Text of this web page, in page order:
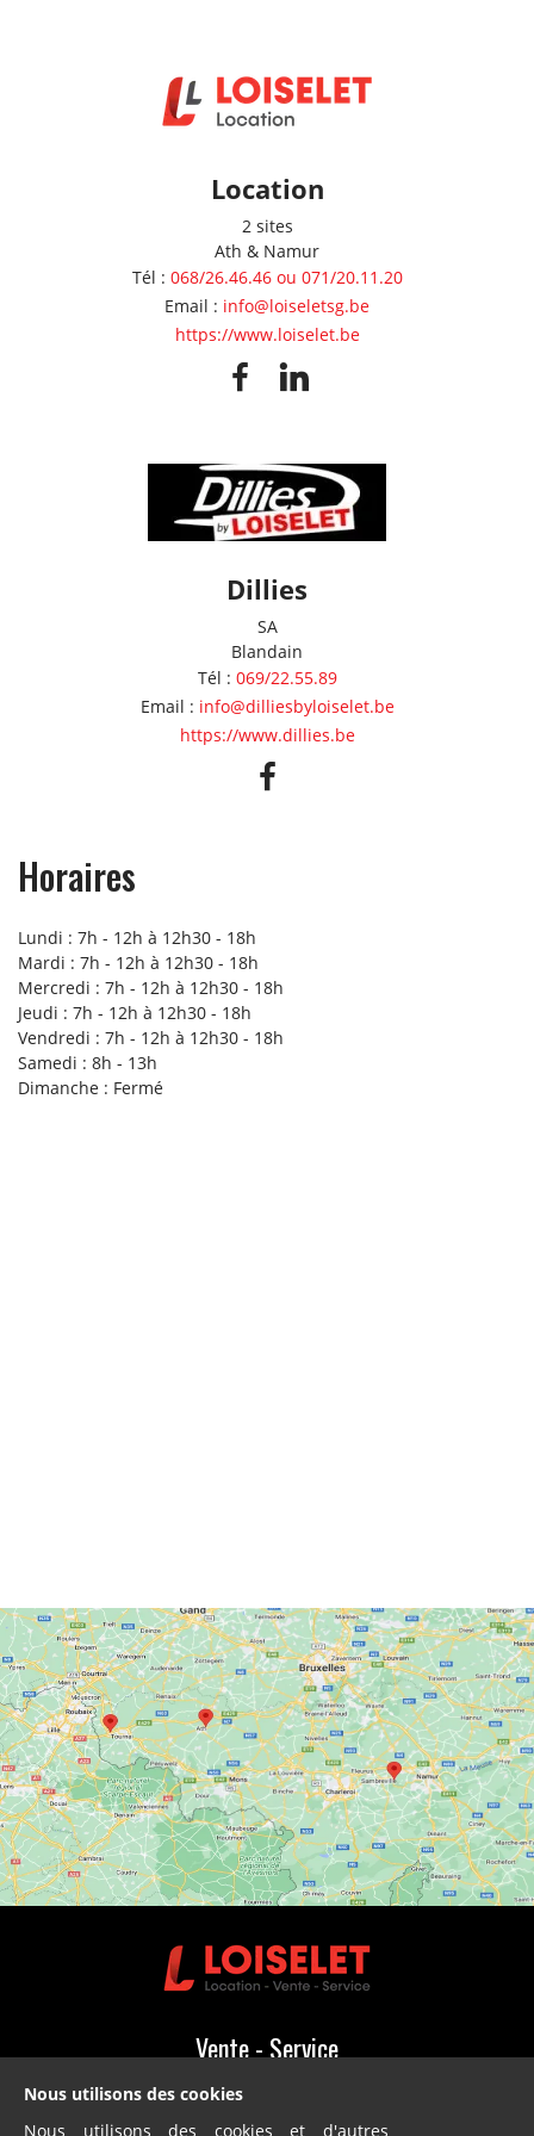
Location
2 sites
Ath & Namur
Tél : 068/26.46.46 ou 071/20.11.20
Email : info@loiseletsg.be
https://www.loiselet.be
Dillies
SA
Blandain
Tél : 069/22.55.89
Email : info@dilliesbyloiselet.be
https://www.dillies.be
Horaires
Lundi : 7h - 12h à 12h30 - 18h
Mardi : 7h - 12h à 12h30 - 18h
Mercredi : 7h - 12h à 12h30 - 18h
Jeudi : 7h - 12h à 12h30 - 18h
Vendredi : 7h - 12h à 12h30 - 18h
Samedi : 8h - 13h
Dimanche : Fermé
Vente - Service
2 sites
Nous utilisons des cookies
Nous utilisons des cookies et d'autres